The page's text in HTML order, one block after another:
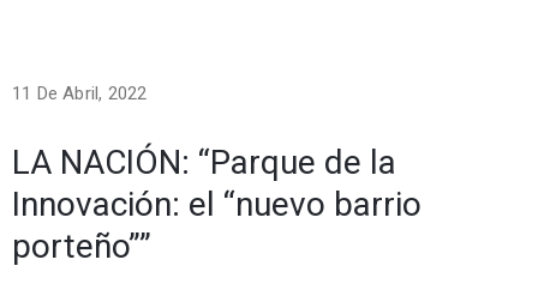
11 De Abril, 2022
LA NACIÓN: “Parque de la
Innovación: el “nuevo barrio
porteño””